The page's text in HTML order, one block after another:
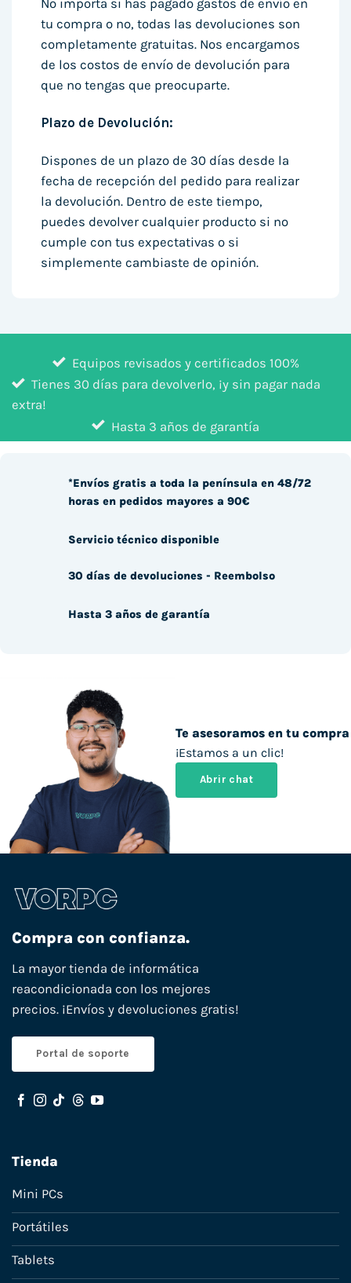
No importa si has pagado gastos de envío en
tu compra o no, todas las devoluciones son
completamente gratuitas. Nos encargamos
de los costos de envío de devolución para
que no tengas que preocuparte.
Plazo de Devolución:
Dispones de un plazo de 30 días desde la
fecha de recepción del pedido para realizar
la devolución. Dentro de este tiempo,
puedes devolver cualquier producto si no
cumple con tus expectativas o si
simplemente cambiaste de opinión.
Equipos revisados y certificados 100%
Tienes 30 días para devolverlo, ¡y sin pagar nada
extra!
Hasta 3 años de garantía
Te asesoramos en tu compra
¡Estamos a un clic!
Abrir chat
*Envíos gratis a toda la península en 48/72
horas en pedidos mayores a 90€
Servicio técnico disponible
30 días de devoluciones - Reembolso
Hasta 3 años de garantía
Compra con confianza.
La mayor tienda de informática
reacondicionada con los mejores
precios. ¡Envíos y devoluciones gratis!
Portal de soporte
Tienda
Mini PCs
Portátiles
Tablets